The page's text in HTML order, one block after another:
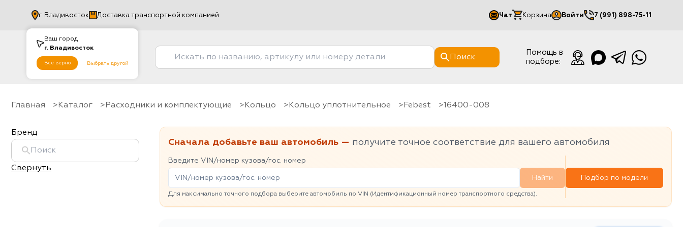
Ваш город
г. Владивосток
Все верно Выбрать другой
г. Владивосток Доставка транспортной компанией Чат Корзина Войти
Мой кабинет
7 (991) 898-75-11
Поиск
Помощь в
подборе:
Главная Каталог Расходники и комплектующие Кольцо Кольцо уплотнительное Febest 16400-008
Бренд
Свернуть
Сначала добавьте ваш автомобиль — получите точное соответствие для вашего автомобиля
Введите VIN/номер кузова/гос. номер
Найти
Для максимально точного подбора выберите автомобиль по VIN (Идентификационный номер транспортного средства).
Подбор по модели